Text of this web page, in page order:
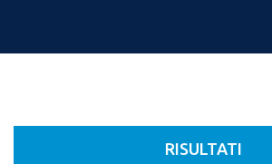
RISULTATI